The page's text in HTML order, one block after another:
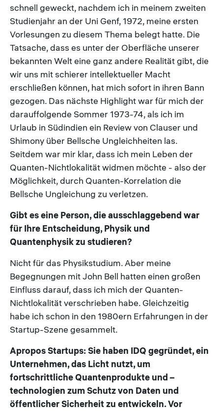
schnell geweckt, nachdem ich in meinem zweiten
Studienjahr an der Uni Genf, 1972, meine ersten
Vorlesungen zu diesem Thema belegt hatte. Die
Tatsache, dass es unter der Oberfläche unserer
bekannten Welt eine ganz andere Realität gibt, die
wir uns mit schierer intellektueller Macht
erschließen können, hat mich sofort in ihren Bann
gezogen. Das nächste Highlight war für mich der
darauffolgende Sommer 1973-74, als ich im
Urlaub in Südindien ein Review von Clauser und
Shimony über Bellsche Ungleichheiten las.
Seitdem war mir klar, dass ich mein Leben der
Quanten-Nichtlokalität widmen möchte - also der
Möglichkeit, durch Quanten-Korrelation die
Bellsche Ungleichung zu verletzen.
Gibt es eine Person, die ausschlaggebend war
für Ihre Entscheidung, Physik und
Quantenphysik zu studieren?
Nicht für das Physikstudium. Aber meine
Begegnungen mit John Bell hatten einen großen
Einfluss darauf, dass ich mich der Quanten-
Nichtlokalität verschrieben habe. Gleichzeitig
habe ich schon in den 1980ern Erfahrungen in der
Startup-Szene gesammelt.
Apropos Startups: Sie haben IDQ gegründet, ein
Unternehmen, das Licht nutzt, um
fortschrittliche Quantenprodukte und –
technologien zum Schutz von Daten und
öffentlicher Sicherheit zu entwickeln. Vor